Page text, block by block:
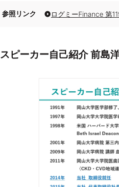
参照リンク
スピーカー自己紹介 前島